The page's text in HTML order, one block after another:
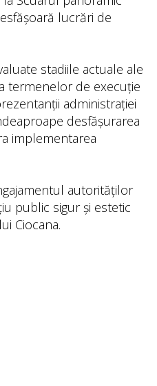
lucrări de
stadiile actuale ale
termenelor de execuție
administrației
desfășurarea
implementarea
autorităților
public sigur și estetic
Ciocana.